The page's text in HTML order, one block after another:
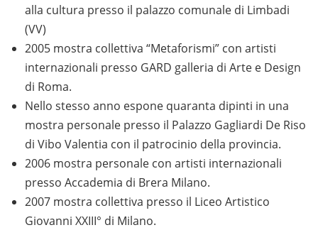
alla cultura presso il palazzo comunale di Limbadi
(VV)
2005 mostra collettiva “Metaforismi” con artisti
internazionali presso GARD galleria di Arte e Design
di Roma.
Nello stesso anno espone quaranta dipinti in una
mostra personale presso il Palazzo Gagliardi De Riso
di Vibo Valentia con il patrocinio della provincia.
2006 mostra personale con artisti internazionali
presso Accademia di Brera Milano.
2007 mostra collettiva presso il Liceo Artistico
Giovanni XXIII° di Milano.